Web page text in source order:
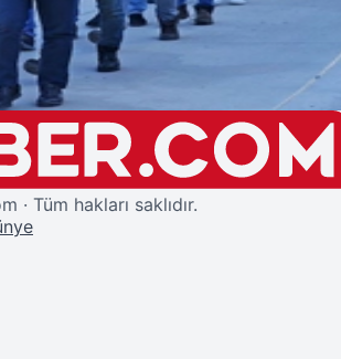
Eşbaşkanları ve Meclis Üyeleri Gözaltına Alındı
· Tüm hakları saklıdır.